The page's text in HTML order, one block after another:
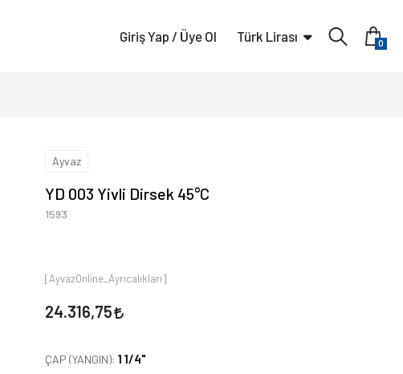
Giriş Yap / Üye Ol Türk Lirası 0
Ayvaz
YD 003 Yivli Dirsek 45°C
1593
[AyvazOnline_Ayrıcalıkları]
24.316,75
ÇAP (YANGIN): 1 1/4"